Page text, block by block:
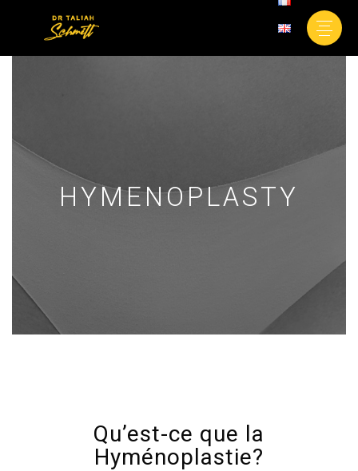
HYMENOPLASTY
Qu’est-ce que la
Hyménoplastie?